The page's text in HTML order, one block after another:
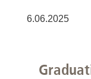
6.06.2025